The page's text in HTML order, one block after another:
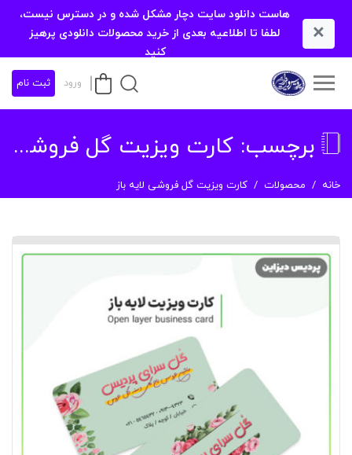
×
هاست دانلود سایت دچار مشکل شده و در دسترس نیست،
لطفا تا اطلاعیه بعدی از خرید محصولات دانلودی پرهیز
کنید
ورود ثبت نام
برچسب: کارت ویزیت گل فروشی لایه باز
خانه محصولات کارت ویزیت گل فروشی لایه باز